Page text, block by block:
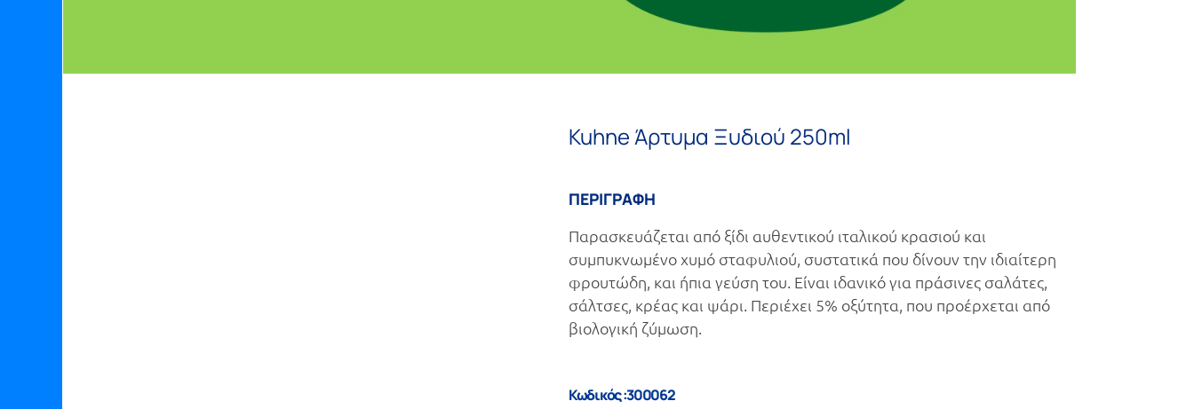
Kuhne Άρτυμα Ξυδιού 250ml
ΠΕΡΙΓΡΑΦΗ
Παρασκευάζεται από ξίδι αυθεντικού ιταλικού κρασιού και
συμπυκνωμένο χυμό σταφυλιού, συστατικά που δίνουν την ιδιαίτερη
φρουτώδη, και ήπια γεύση του. Είναι ιδανικό για πράσινες σαλάτες,
σάλτσες, κρέας και ψάρι. Περιέχει 5% οξύτητα, που προέρχεται από
βιολογική ζύμωση.
Κωδικός :300062